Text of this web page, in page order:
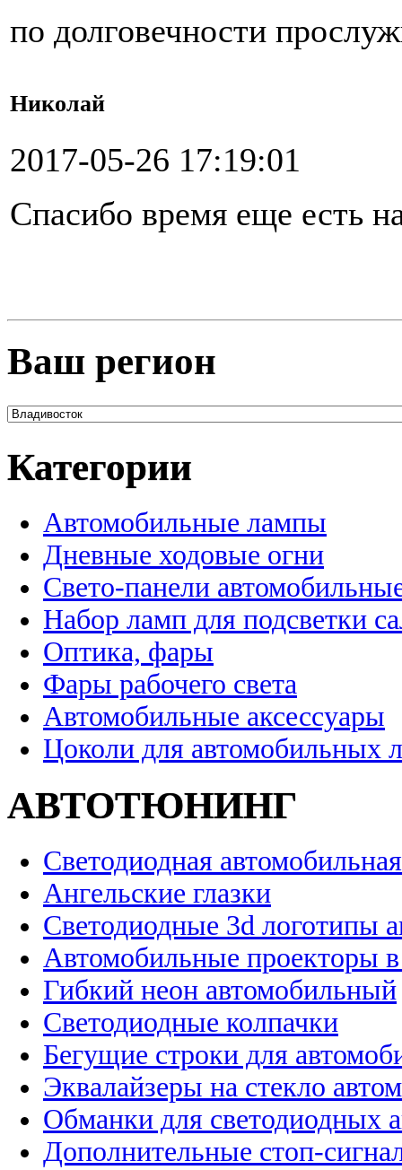
по долговечности
Николай
2017-05-26 17:19:01
Спасибо время еще есть
Ваш регион
Категории
Автомобильные лампы
Дневные ходовые огни
Свето-панели
Набор ламп для подсветки
Оптика, фары
Фары рабочего света
Автомобильные аксессуары
Цоколи для автомобильных
АВТОТЮНИНГ
Светодиодная
Ангельские глазки
Светодиодные 3d логотипы
Автомобильные проекторы
Гибкий неон автомобильный
Светодиодные колпачки
Бегущие строки для
Эквалайзеры на стекло
Обманки для светодиодных
Дополнительные стоп-